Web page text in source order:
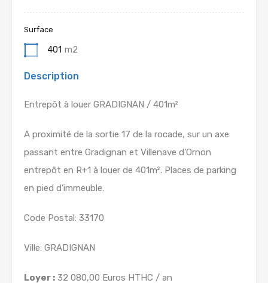
Surface
401 m2
Description
Entrepôt à louer GRADIGNAN / 401m²
A proximité de la sortie 17 de la rocade, sur un axe
passant entre Gradignan et Villenave d’Ornon
entrepôt en R+1 à louer de 401m². Places de parking
en pied d’immeuble.
Code Postal: 33170
Ville: GRADIGNAN
Loyer : 32 080,00 Euros HTHC / an